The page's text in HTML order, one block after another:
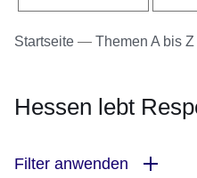
Startseite Themen A bis Z
Hessen lebt
Filter anwenden